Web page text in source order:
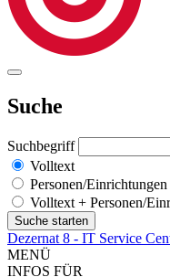
Suche
Suchbegriff
Volltext
Personen/Einrichtungen
Volltext + Personen/
Dezernat 8 - IT Service
MENÜ
INFOS FÜR